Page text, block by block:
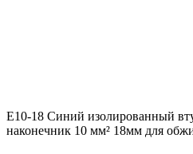
E10-18 Синий изолированный
наконечник 10 мм² 18мм для